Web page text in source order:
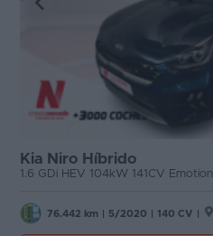
Kia Niro Híbrido
1.6 GDi HEV 104kW 141CV Emotion
76.442 km 5/2020 140 CV